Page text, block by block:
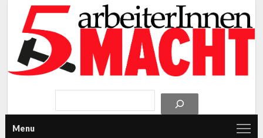
Menu